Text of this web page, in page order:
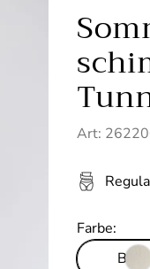
Art:
Farbe: